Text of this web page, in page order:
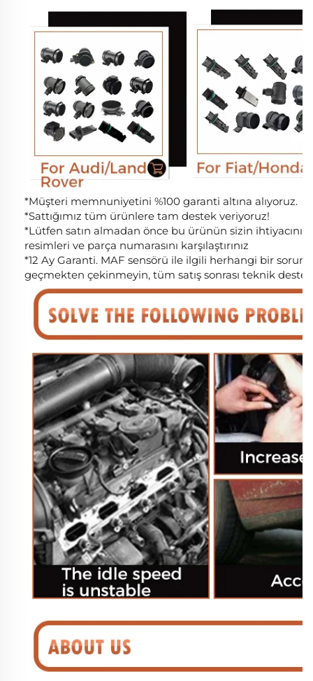
*Müşteri memnuniyetini %100 garanti altına alıyoruz.
*Sattığımız tüm ürünlere tam destek veriyoruz!
*Lütfen satın almadan önce bu ürünün sizin
resimleri ve parça numarasını karşılaştırınız
*12 Ay Garanti. MAF sensörü ile ilgili herhangi bir
geçmekten çekinmeyin, tüm satış sonrası teknik